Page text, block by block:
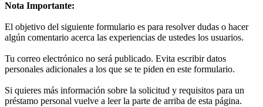
Nota Importante:
El objetivo del siguiente formulario es para resolver dudas o hacer
algún comentario acerca las experiencias de ustedes los usuarios.
Tu correo electrónico no será publicado. Evita escribir datos
personales adicionales a los que se te piden en este formulario.
Si quieres más información sobre la solicitud y requisitos para un
préstamo personal vuelve a leer la parte de arriba de esta página.